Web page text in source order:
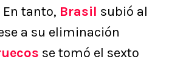
En tanto, Brasil subió al
a su eliminación
se tomó el sexto